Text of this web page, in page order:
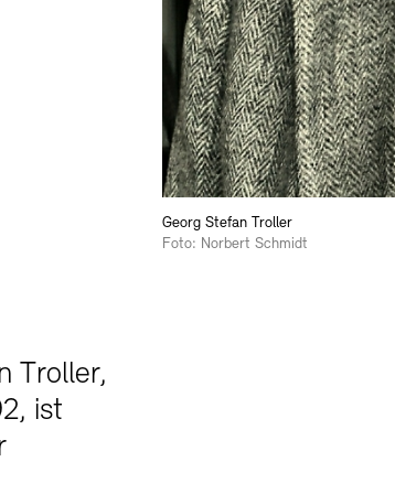
SINN UND
Gesellschaft
Vermietungen
Kontakte
Troller,
ist
Georg Stefan Troller
Foto: Norbert Schmidt